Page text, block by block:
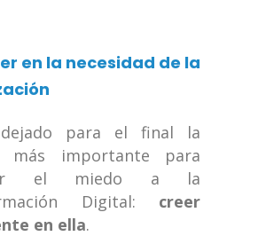
en la necesidad de la
dejado para el final la
más importante para
el miedo a la
Digital: creer
en ella.